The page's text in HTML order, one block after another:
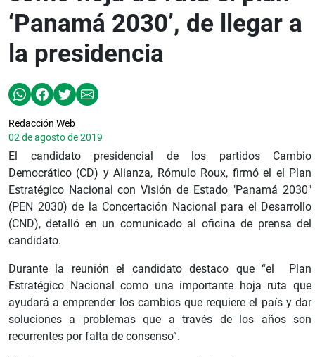
‘Panamá 2030’, de llegar a
la presidencia
Redacción Web
02 de agosto de 2019
El candidato presidencial de los partidos Cambio
Democrático (CD) y Alianza, Rómulo Roux, firmó el el Plan
Estratégico Nacional con Visión de Estado "Panamá 2030"
(PEN 2030) de la Concertación Nacional para el Desarrollo
(CND), detalló en un comunicado al oficina de prensa del
candidato.
Durante la reunión el candidato destaco que “el Plan
Estratégico Nacional como una importante hoja ruta que
ayudará a emprender los cambios que requiere el país y dar
soluciones a problemas que a través de los años son
recurrentes por falta de consenso”.